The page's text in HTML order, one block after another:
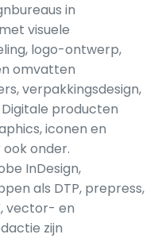
in
visuele
logo-ontwerp,
omvatten
verpakkingsdesign,
producten
iconen en
onder.
InDesign,
als DTP, prepress,
vector- en
zijn